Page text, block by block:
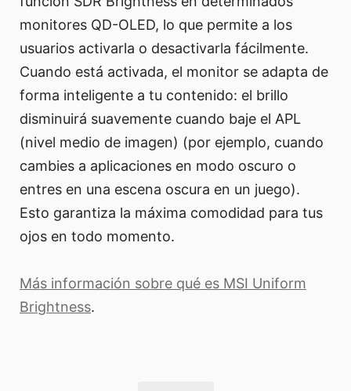
monitores QD-OLED, lo que permite a los
usuarios activarla o desactivarla fácilmente.
Cuando está activada, el monitor se adapta de
forma inteligente a tu contenido: el brillo
disminuirá suavemente cuando baje el APL
(nivel medio de imagen) (por ejemplo, cuando
cambies a aplicaciones en modo oscuro o
entres en una escena oscura en un juego).
Esto garantiza la máxima comodidad para tus
ojos en todo momento.
Más información sobre qué es MSI Uniform
Brightness.